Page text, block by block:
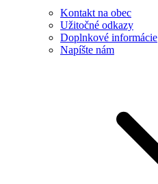
Kontakt na obec
Užitočné odkazy
Doplnkové informácie
Napíšte nám